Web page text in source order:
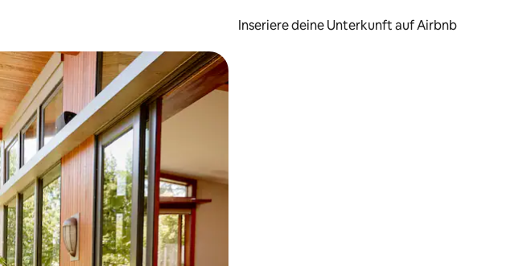
Inseriere deine Unterkunft auf Airbnb